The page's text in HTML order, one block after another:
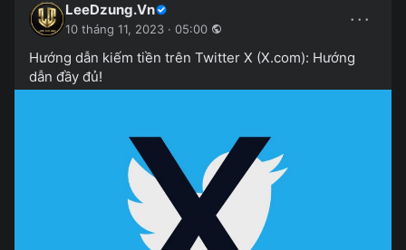
LeeDzung.Vn
10 tháng 11, 2023 · 05:00 ···
Hướng dẫn kiếm tiền trên Twitter X (X.com): Hướng
dẫn đầy đủ!